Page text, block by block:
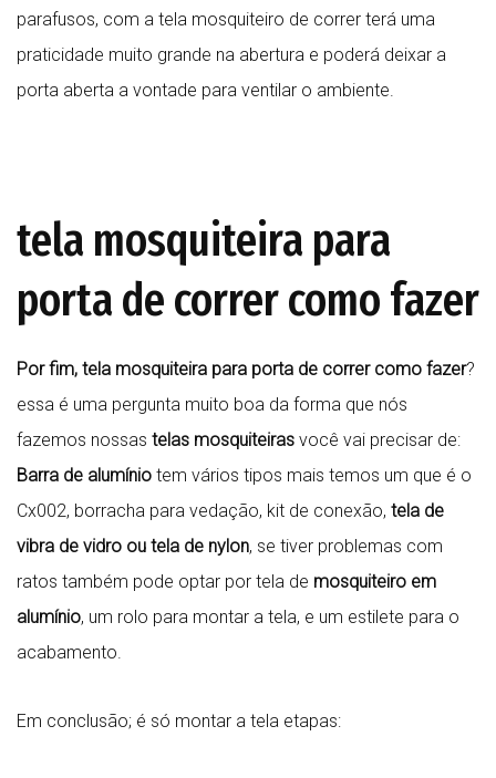
parafusos, com a tela mosquiteiro de correr terá uma
praticidade muito grande na abertura e poderá deixar a
porta aberta a vontade para ventilar o ambiente.
tela mosquiteira para
porta de correr como fazer
Por fim, tela mosquiteira para porta de correr como fazer?
essa é uma pergunta muito boa da forma que nós
fazemos nossas telas mosquiteiras você vai precisar de:
Barra de alumínio tem vários tipos mais temos um que é o
Cx002, borracha para vedação, kit de conexão, tela de
vibra de vidro ou tela de nylon, se tiver problemas com
ratos também pode optar por tela de mosquiteiro em
alumínio, um rolo para montar a tela, e um estilete para o
acabamento.
Em conclusão; é só montar a tela etapas: